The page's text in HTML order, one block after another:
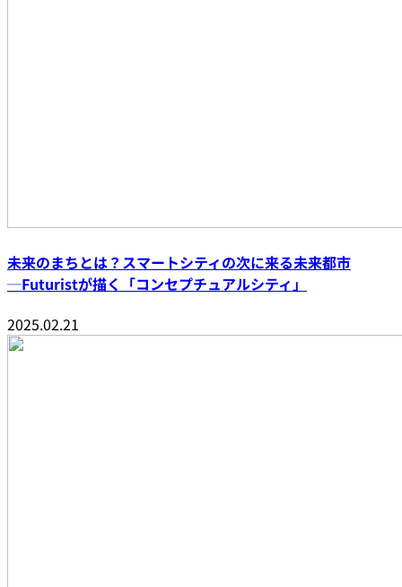
未来のまちとは？スマートシティの次に来る未来都市
─Futuristが描く「コンセプチュアルシティ」
2025.02.21